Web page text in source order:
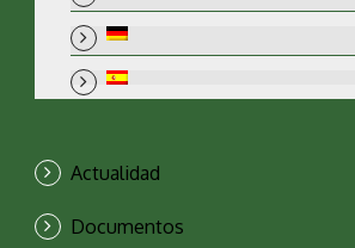
Actualidad
Documentos